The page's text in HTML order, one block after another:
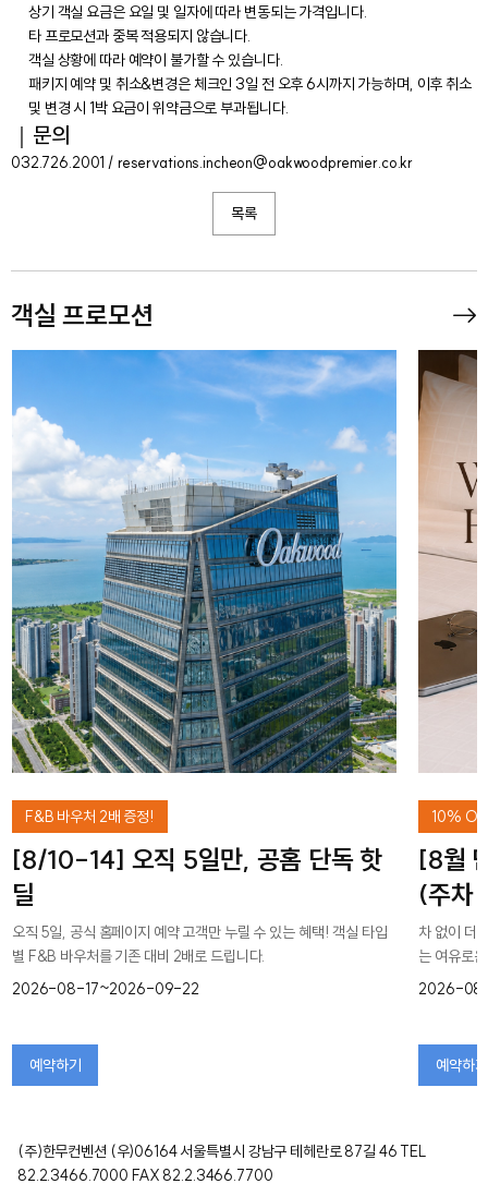
상기 객실 요금은 요일 및 일자에 따라 변동되는 가격입니다.
타 프로모션과 중복 적용되지 않습니다.
객실 상황에 따라 예약이 불가할 수 있습니다.
패키지 예약 및 취소&변경은 체크인 3일 전 오후 6시까지 가능하며, 이후 취소
및 변경 시 1박 요금이 위약금으로 부과됩니다.
｜문의
032.726.2001 / reservations.incheon@oakwoodpremier.co.kr
목록
객실 프로모션
F&B 바우처 2배 증정!
[8/10-14] 오직 5일만, 공홈 단독 핫
딜
오직 5일, 공식 홈페이지 예약 고객만 누릴 수 있는 혜택! 객실 타입
별 F&B 바우처를 기존 대비 2배로 드립니다.
2026-08-17~2026-09-22
예약하기
10%
[8월
(주차
차 없이 더
는 여유로
2026-
예약하기
(주)한무컨벤션 (우)06164 서울특별시 강남구 테헤란로 87길 46 TEL
82.2.3466.7000 FAX 82.2.3466.7700